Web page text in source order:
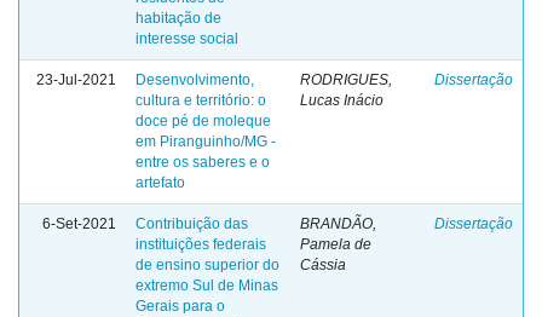
habitação de
interesse social
23-Jul-2021
Desenvolvimento,
cultura e território: o
doce pé de moleque
em Piranguinho/MG -
entre os saberes e o
artefato
RODRIGUES,
Lucas Inácio
Dissertação
6-Set-2021
Contribuição das
instituições federais
de ensino superior do
extremo Sul de Minas
Gerais para o
BRANDÃO,
Pamela de
Cássia
Dissertação